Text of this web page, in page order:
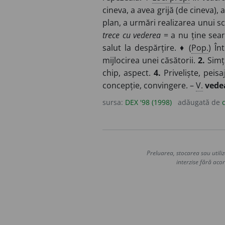
cineva, a avea grijă (de
plan, a urmări realizarea unui
trece cu vederea = a nu ține
salut la despărțire. ♦ (Pop.)
mijlocirea unei căsătorii.2.
chip, aspect.4. Priveliște,
concepție, convingere. –V.
sursa: DEX '98 (1998) adăugată de
Preluarea, stocarea sau
interzise fără